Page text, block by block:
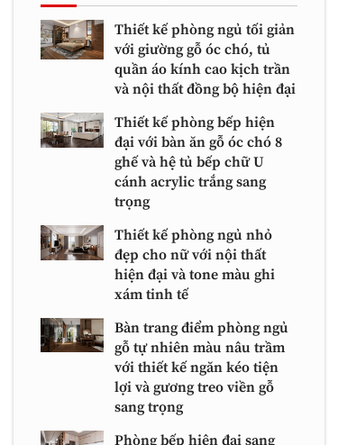
Thiết kế phòng ngủ tối giản
với giường gỗ óc chó, tủ
quần áo kính cao kịch trần
và nội thất đồng bộ hiện đại
Thiết kế phòng bếp hiện
đại với bàn ăn gỗ óc chó 8
ghế và hệ tủ bếp chữ U
cánh acrylic trắng sang
trọng
Thiết kế phòng ngủ nhỏ
đẹp cho nữ với nội thất
hiện đại và tone màu ghi
xám tinh tế
Bàn trang điểm phòng ngủ
gỗ tự nhiên màu nâu trầm
với thiết kế ngăn kéo tiện
lợi và gương treo viền gỗ
sang trọng
Phòng bếp hiện đại sang